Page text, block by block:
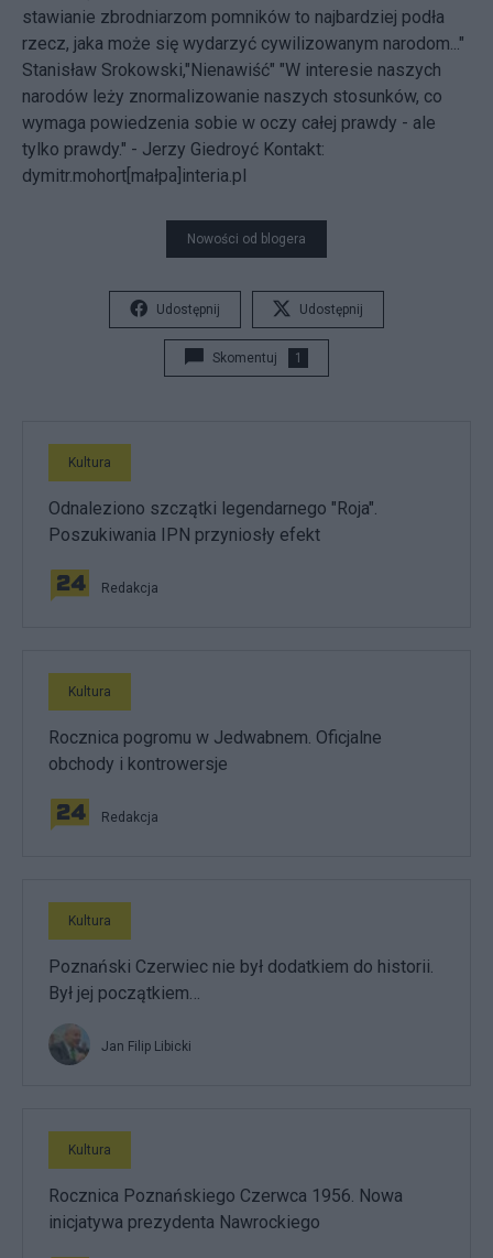
stawianie zbrodniarzom pomników to najbardziej podła
rzecz, jaka może się wydarzyć cywilizowanym narodom..."
Stanisław Srokowski,"Nienawiść" "W interesie naszych
narodów leży znormalizowanie naszych stosunków, co
wymaga powiedzenia sobie w oczy całej prawdy - ale
tylko prawdy." - Jerzy Giedroyć Kontakt:
dymitr.mohort[małpa]interia.pl
Nowości od blogera
Udostępnij Udostępnij
Skomentuj 1
Kultura
Odnaleziono szczątki legendarnego "Roja".
Poszukiwania IPN przyniosły efekt
Redakcja
Kultura
Rocznica pogromu w Jedwabnem. Oficjalne
obchody i kontrowersje
Redakcja
Kultura
Poznański Czerwiec nie był dodatkiem do historii.
Był jej początkiem…
Jan Filip Libicki
Kultura
Rocznica Poznańskiego Czerwca 1956. Nowa
inicjatywa prezydenta Nawrockiego